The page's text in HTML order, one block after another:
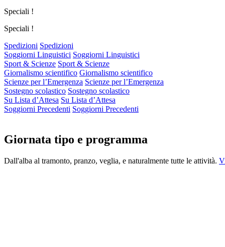
Speciali !
Speciali !
Spedizioni Spedizioni
Soggiorni Linguistici Soggiorni Linguistici
Sport & Scienze Sport & Scienze
Giornalismo scientifico Giornalismo scientifico
Scienze per l’Emergenza Scienze per l’Emergenza
Sostegno scolastico Sostegno scolastico
Su Lista d’Attesa Su Lista d’Attesa
Soggiorni Precedenti Soggiorni Precedenti
Giornata tipo e programma
Dall'alba al tramonto, pranzo, veglia, e naturalmente tutte le attività.